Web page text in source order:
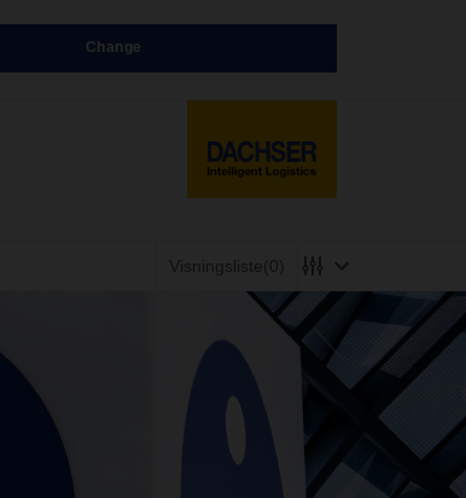
Change
Visningsliste(0)